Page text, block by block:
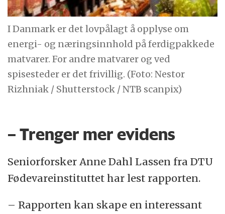
I Danmark er det lovpålagt å opplyse om
energi- og næringsinnhold på ferdigpakkede
matvarer. For andre matvarer og ved
spisesteder er det frivillig. (Foto: Nestor
Rizhniak / Shutterstock / NTB scanpix)
– Trenger mer evidens
Seniorforsker Anne Dahl Lassen fra DTU
Fødevareinstituttet har lest rapporten.
– Rapporten kan skape en interessant